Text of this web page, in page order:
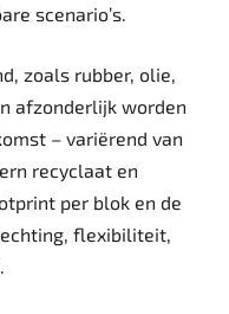
scenario’s.
zoals rubber, olie,
afzonderlijk worden
– variërend van
recyclaat en
per blok en de
flexibiliteit,